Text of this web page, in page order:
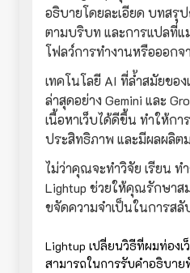
อธิบายโดยละเอียด บทสรุ
ตามบริบท และการแปลที่แ
โฟลว์การทำงานหรือออกจ
เทคโนโลยี AI ที่ล้ำสมัยของ
ล่าสุดอย่าง Gemini และ
เนื้อหาเว็บได้ดีขึ้น ทำให้กา
ประสิทธิภาพ และมีผลผลิต
ไม่ว่าคุณจะทำวิจัย เรียน ท
Lightup ช่วยให้คุณรักษาส
ขจัดความจำเป็นในการส
Lightup เปลี่ยนวิธีที่ผมท่องเ
สามารถในการรับคำอธิบาย